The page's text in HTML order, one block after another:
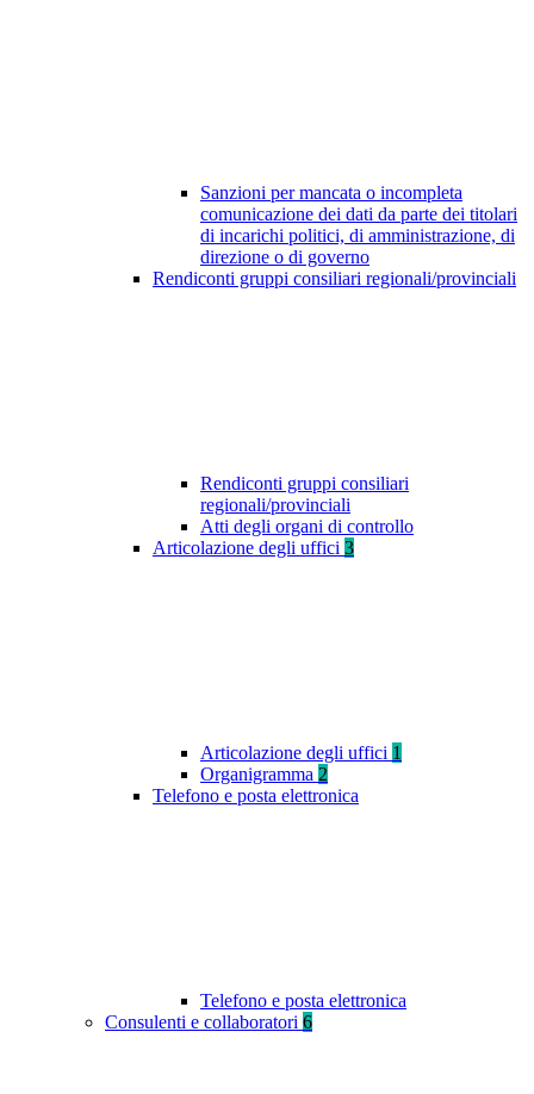
Sanzioni per mancata o incompleta
comunicazione dei dati da parte dei titolari
di incarichi politici, di amministrazione, di
direzione o di governo
Rendiconti gruppi consiliari regionali/provinciali
Rendiconti gruppi consiliari
regionali/provinciali
Atti degli organi di controllo
Articolazione degli uffici 3
Articolazione degli uffici 1
Organigramma 2
Telefono e posta elettronica
Telefono e posta elettronica
Consulenti e collaboratori 6